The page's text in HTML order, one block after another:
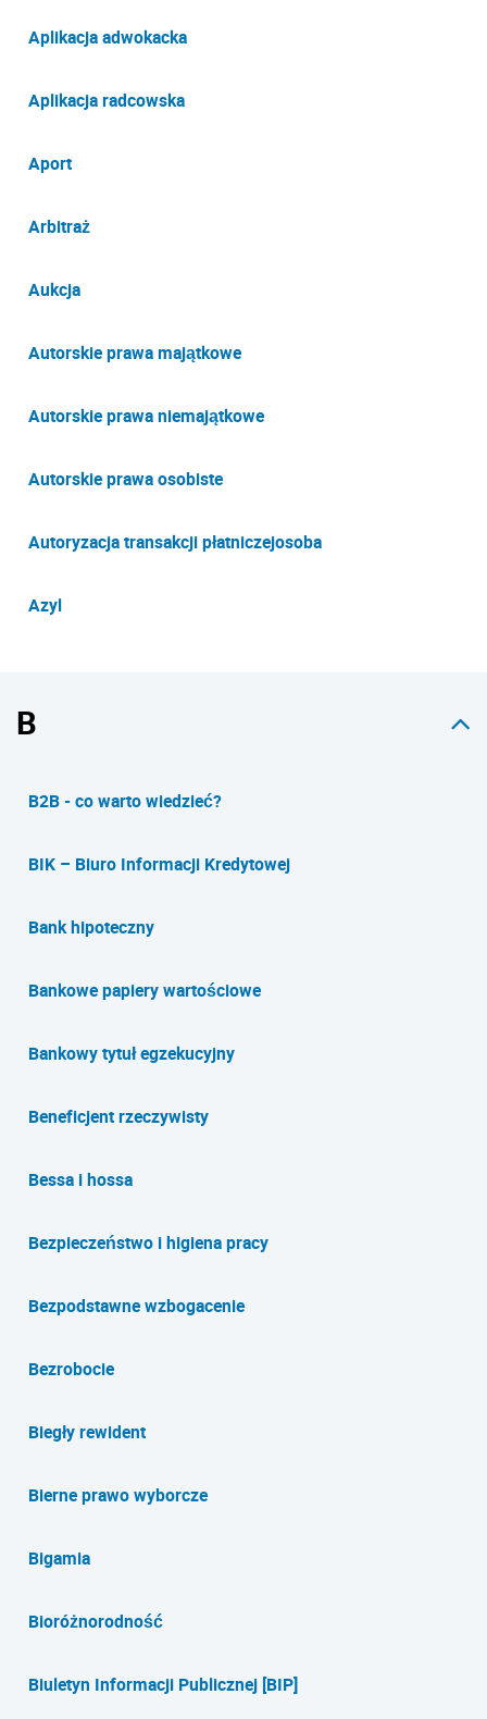
Aplikacja adwokacka
Aplikacja radcowska
Aport
Arbitraż
Aukcja
Autorskie prawa majątkowe
Autorskie prawa niemajątkowe
Autorskie prawa osobiste
Autoryzacja transakcji płatniczejosoba
Azyl
B
B2B - co warto wiedzieć?
BIK – Biuro Informacji Kredytowej
Bank hipoteczny
Bankowe papiery wartościowe
Bankowy tytuł egzekucyjny
Beneficjent rzeczywisty
Bessa i hossa
Bezpieczeństwo i higiena pracy
Bezpodstawne wzbogacenie
Bezrobocie
Biegły rewident
Bierne prawo wyborcze
Bigamia
Bioróżnorodność
Biuletyn Informacji Publicznej [BIP]